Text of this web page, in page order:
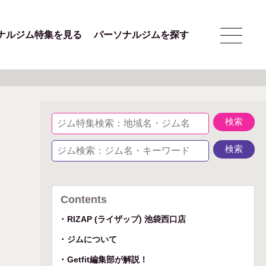
ルジム特集を見る パーソナルジムを探す
Contents
RIZAP (ライザップ) 池袋西口店
ジムについて
Getfit編集部が解説！